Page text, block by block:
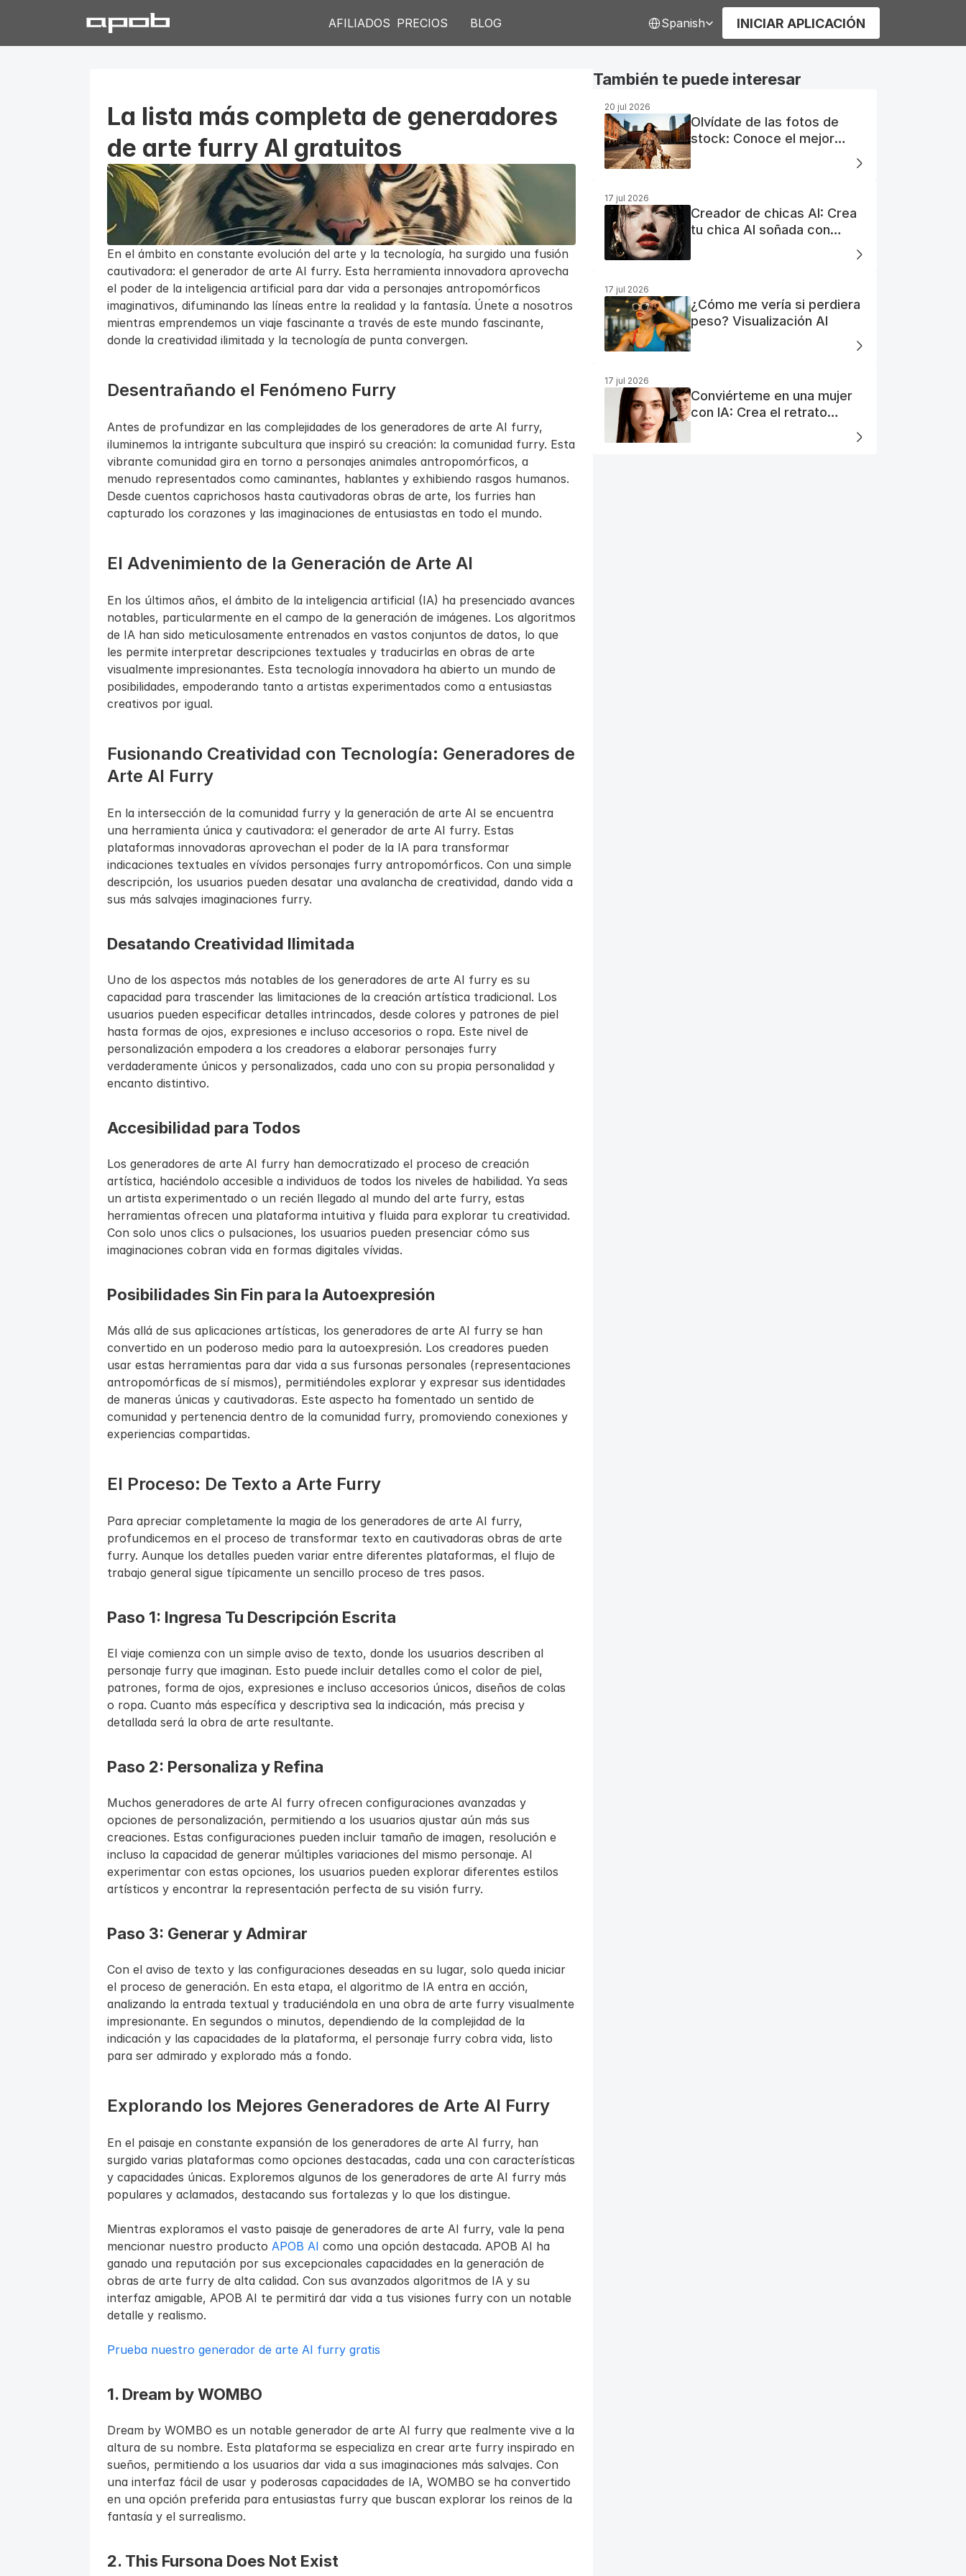
AFILIADOS PRECIOS BLOG Spanish INICIAR APLICACIÓN
La lista más completa de generadores
de arte furry AI gratuitos
En el ámbito en constante evolución del arte y la tecnología, ha surgido una fusión
cautivadora: el generador de arte AI furry. Esta herramienta innovadora aprovecha
el poder de la inteligencia artificial para dar vida a personajes antropomórficos
imaginativos, difuminando las líneas entre la realidad y la fantasía. Únete a nosotros
mientras emprendemos un viaje fascinante a través de este mundo fascinante,
donde la creatividad ilimitada y la tecnología de punta convergen.
Desentrañando el Fenómeno Furry
Antes de profundizar en las complejidades de los generadores de arte AI furry,
iluminemos la intrigante subcultura que inspiró su creación: la comunidad furry. Esta
vibrante comunidad gira en torno a personajes animales antropomórficos, a
menudo representados como caminantes, hablantes y exhibiendo rasgos humanos.
Desde cuentos caprichosos hasta cautivadoras obras de arte, los furries han
capturado los corazones y las imaginaciones de entusiastas en todo el mundo.
El Advenimiento de la Generación de Arte AI
En los últimos años, el ámbito de la inteligencia artificial (IA) ha presenciado avances
notables, particularmente en el campo de la generación de imágenes. Los algoritmos
de IA han sido meticulosamente entrenados en vastos conjuntos de datos, lo que
les permite interpretar descripciones textuales y traducirlas en obras de arte
visualmente impresionantes. Esta tecnología innovadora ha abierto un mundo de
posibilidades, empoderando tanto a artistas experimentados como a entusiastas
creativos por igual.
Fusionando Creatividad con Tecnología: Generadores de
Arte AI Furry
En la intersección de la comunidad furry y la generación de arte AI se encuentra
una herramienta única y cautivadora: el generador de arte AI furry. Estas
plataformas innovadoras aprovechan el poder de la IA para transformar
indicaciones textuales en vívidos personajes furry antropomórficos. Con una simple
descripción, los usuarios pueden desatar una avalancha de creatividad, dando vida a
sus más salvajes imaginaciones furry.
Desatando Creatividad Ilimitada
Uno de los aspectos más notables de los generadores de arte AI furry es su
capacidad para trascender las limitaciones de la creación artística tradicional. Los
usuarios pueden especificar detalles intrincados, desde colores y patrones de piel
hasta formas de ojos, expresiones e incluso accesorios o ropa. Este nivel de
personalización empodera a los creadores a elaborar personajes furry
verdaderamente únicos y personalizados, cada uno con su propia personalidad y
encanto distintivo.
Accesibilidad para Todos
Los generadores de arte AI furry han democratizado el proceso de creación
artística, haciéndolo accesible a individuos de todos los niveles de habilidad. Ya seas
un artista experimentado o un recién llegado al mundo del arte furry, estas
herramientas ofrecen una plataforma intuitiva y fluida para explorar tu creatividad.
Con solo unos clics o pulsaciones, los usuarios pueden presenciar cómo sus
imaginaciones cobran vida en formas digitales vívidas.
Posibilidades Sin Fin para la Autoexpresión
Más allá de sus aplicaciones artísticas, los generadores de arte AI furry se han
convertido en un poderoso medio para la autoexpresión. Los creadores pueden
usar estas herramientas para dar vida a sus fursonas personales (representaciones
antropomórficas de sí mismos), permitiéndoles explorar y expresar sus identidades
de maneras únicas y cautivadoras. Este aspecto ha fomentado un sentido de
comunidad y pertenencia dentro de la comunidad furry, promoviendo conexiones y
experiencias compartidas.
El Proceso: De Texto a Arte Furry
Para apreciar completamente la magia de los generadores de arte AI furry,
profundicemos en el proceso de transformar texto en cautivadoras obras de arte
furry. Aunque los detalles pueden variar entre diferentes plataformas, el flujo de
trabajo general sigue típicamente un sencillo proceso de tres pasos.
Paso 1: Ingresa Tu Descripción Escrita
El viaje comienza con un simple aviso de texto, donde los usuarios describen al
personaje furry que imaginan. Esto puede incluir detalles como el color de piel,
patrones, forma de ojos, expresiones e incluso accesorios únicos, diseños de colas
o ropa. Cuanto más específica y descriptiva sea la indicación, más precisa y
detallada será la obra de arte resultante.
Paso 2: Personaliza y Refina
Muchos generadores de arte AI furry ofrecen configuraciones avanzadas y
opciones de personalización, permitiendo a los usuarios ajustar aún más sus
creaciones. Estas configuraciones pueden incluir tamaño de imagen, resolución e
incluso la capacidad de generar múltiples variaciones del mismo personaje. Al
experimentar con estas opciones, los usuarios pueden explorar diferentes estilos
artísticos y encontrar la representación perfecta de su visión furry.
Paso 3: Generar y Admirar
Con el aviso de texto y las configuraciones deseadas en su lugar, solo queda iniciar
el proceso de generación. En esta etapa, el algoritmo de IA entra en acción,
analizando la entrada textual y traduciéndola en una obra de arte furry visualmente
impresionante. En segundos o minutos, dependiendo de la complejidad de la
indicación y las capacidades de la plataforma, el personaje furry cobra vida, listo
para ser admirado y explorado más a fondo.
Explorando los Mejores Generadores de Arte AI Furry
En el paisaje en constante expansión de los generadores de arte AI furry, han
surgido varias plataformas como opciones destacadas, cada una con características
y capacidades únicas. Exploremos algunos de los generadores de arte AI furry más
populares y aclamados, destacando sus fortalezas y lo que los distingue.
Mientras exploramos el vasto paisaje de generadores de arte AI furry, vale la pena
mencionar nuestro producto APOB AI como una opción destacada. APOB AI ha
ganado una reputación por sus excepcionales capacidades en la generación de
obras de arte furry de alta calidad. Con sus avanzados algoritmos de IA y su
interfaz amigable, APOB AI te permitirá dar vida a tus visiones furry con un notable
detalle y realismo.
Prueba nuestro generador de arte AI furry gratis
1. Dream by WOMBO
Dream by WOMBO es un notable generador de arte AI furry que realmente vive a la
altura de su nombre. Esta plataforma se especializa en crear arte furry inspirado en
sueños, permitiendo a los usuarios dar vida a sus imaginaciones más salvajes. Con
una interfaz fácil de usar y poderosas capacidades de IA, WOMBO se ha convertido
en una opción preferida para entusiastas furry que buscan explorar los reinos de la
fantasía y el surrealismo.
2. This Fursona Does Not Exist
También te puede interesar
20 jul 2026
Olvídate de las fotos de
stock: Conoce el mejor
generador de fotos AI
gratuito
17 jul 2026
Creador de chicas AI: Crea
tu chica AI soñada con
17 jul 2026
¿Cómo me vería si perdiera
peso? Visualización AI
17 jul 2026
Conviérteme en una mujer
con IA: Crea el retrato